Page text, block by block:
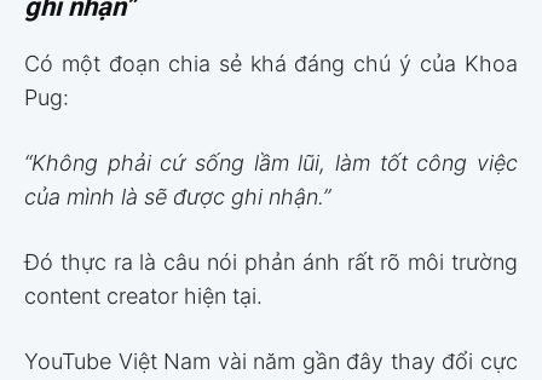
ghi nhận”
Có một đoạn chia sẻ khá đáng chú ý của Khoa
Pug:
“Không phải cứ sống lầm lũi, làm tốt công việc
của mình là sẽ được ghi nhận.”
Đó thực ra là câu nói phản ánh rất rõ môi trường
content creator hiện tại.
YouTube Việt Nam vài năm gần đây thay đổi cực